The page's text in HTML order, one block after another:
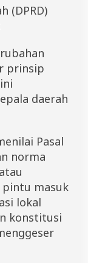
(DPRD)
prinsip
daerah
Pasal
norma
masuk
lokal
konstitusi